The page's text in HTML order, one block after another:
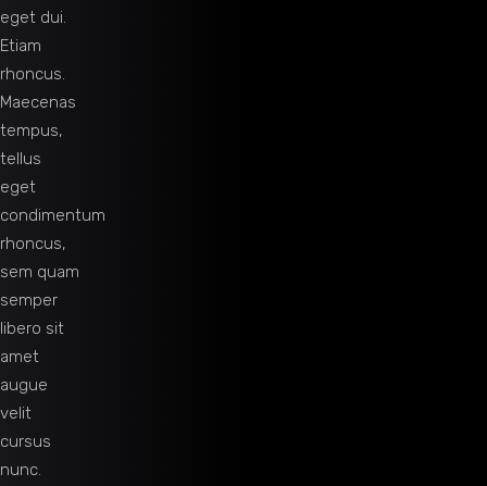
eget dui.
Etiam
rhoncus.
Maecenas
tempus,
tellus
eget
condimentum
rhoncus,
sem quam
semper
libero sit
amet
augue
velit
cursus
nunc.